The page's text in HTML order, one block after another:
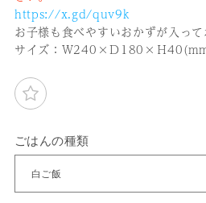
デ
ィ
ア
(1)
を
開
く
格
https://x.gd/quv9k
お子様も食べやすいおかずが入って
サイズ：Ｗ240×Ｄ180×Ｈ
ごはんの種類